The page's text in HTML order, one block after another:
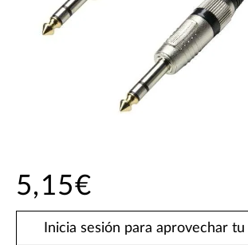
5,15€
Inicia sesión para aprovechar tu